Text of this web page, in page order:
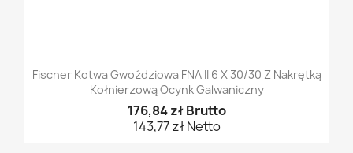
Fischer Kotwa Gwoździowa FNA II 6 X 30/30 Z Nakrętką
Kołnierzową Ocynk Galwaniczny
176,84 zł Brutto
143,77 zł Netto